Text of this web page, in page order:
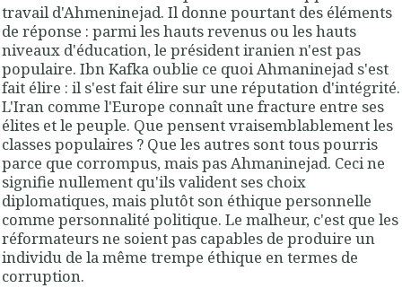
travail d'Ahmeninejad. Il donne pourtant des éléments
de réponse : parmi les hauts revenus ou les hauts
niveaux d'éducation, le président iranien n'est pas
populaire. Ibn Kafka oublie ce quoi Ahmaninejad s'est
fait élire : il s'est fait élire sur une réputation d'intégrité.
L'Iran comme l'Europe connaît une fracture entre ses
élites et le peuple. Que pensent vraisemblablement les
classes populaires ? Que les autres sont tous pourris
parce que corrompus, mais pas Ahmaninejad. Ceci ne
signifie nullement qu'ils valident ses choix
diplomatiques, mais plutôt son éthique personnelle
comme personnalité politique. Le malheur, c'est que les
réformateurs ne soient pas capables de produire un
individu de la même trempe éthique en termes de
corruption.